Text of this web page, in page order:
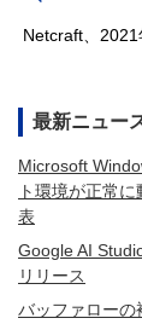
Netcraft、
最新ニュー
Microsoft
ト環境が正常
表
Google AI
リリース
バッファローの